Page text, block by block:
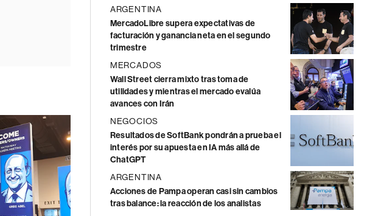
ARGENTINA
MercadoLibre supera expectativas de
facturación y ganancia neta en el segundo
trimestre
MERCADOS
Wall Street cierra mixto tras toma de
utilidades y mientras el mercado evalúa
avances con Irán
NEGOCIOS
Resultados de SoftBank pondrán a prueba el
interés por su apuesta en IA más allá de
ChatGPT
ARGENTINA
Acciones de Pampa operan casi sin cambios
tras balance: la reacción de los analistas